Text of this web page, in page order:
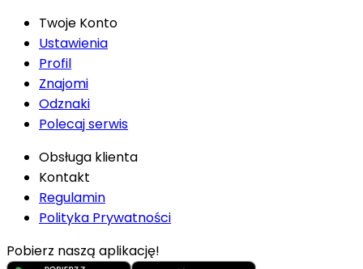
Twoje Konto
Ustawienia
Profil
Znajomi
Odznaki
Polecaj serwis
Obsługa klienta
Kontakt
Regulamin
Polityka Prywatności
Pobierz naszą aplikację!